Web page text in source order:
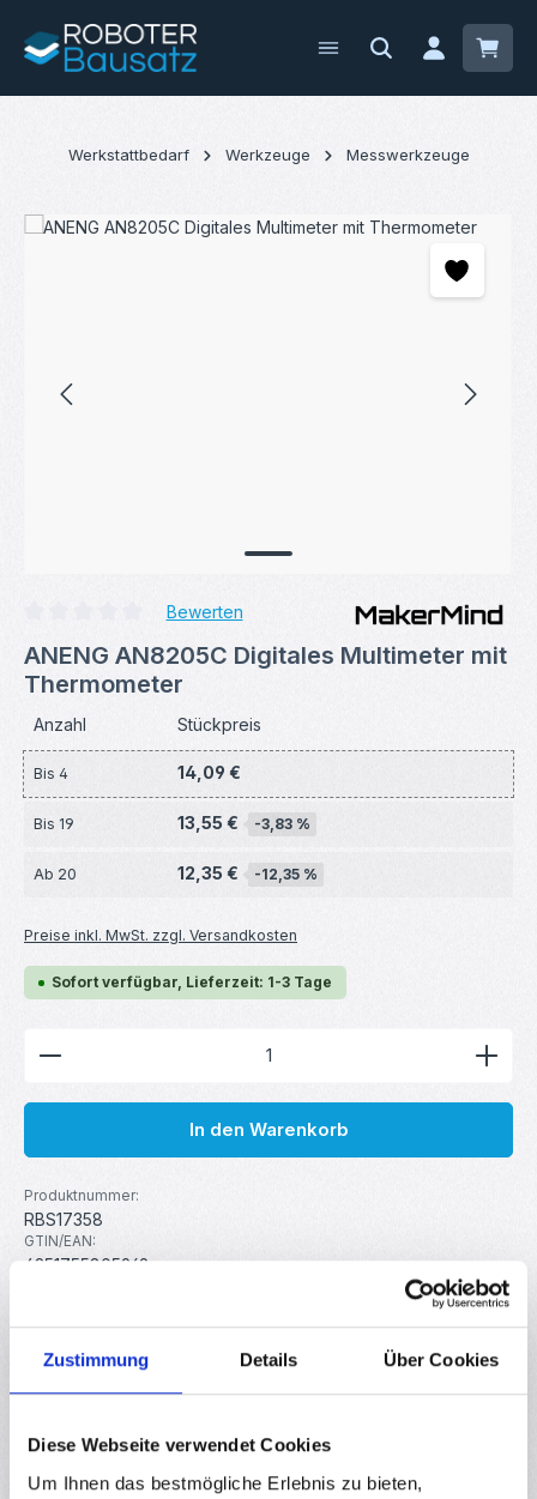
Zustimmung Details Über Cookies
Diese Webseite verwendet Cookies
Um Ihnen das bestmögliche Erlebnis zu bieten,
Zum Hauptinhalt springen
Werkstattbedarf Werkzeuge Messwerkzeuge
Bildergalerie überspringen
Bewerten
ANENG AN8205C Digitales Multimeter mit
Thermometer
Anzahl Stückpreis
Bis 4 14,09 €
Bis 19 13,55 € -3,83 %
Ab 20 12,35 € -12,35 %
Preise inkl. MwSt. zzgl. Versandkosten
Sofort verfügbar, Lieferzeit: 1-3 Tage
Produkt Anzahl: Gib den gewünschten Wert ein
In den Warenkorb
Produktnummer:
RBS17358
GTIN/EAN:
4251755805969
Beschreibung
Messgerät, das ideal für den Einsatz in verschiedenen
elektrisc… Mehr